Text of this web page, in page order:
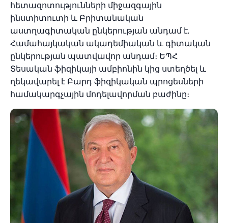
հետազոտությունների միջազգային
ինստիտուտի և Բրիտանական
աստղագիտական ընկերության անդամ է,
Համահայկական ակադեմիական և գիտական
ընկերության պատվավոր անդամ։ ԵՊՀ
Տեսական ֆիզիկայի ամբիոնին կից ստեղծել և
ղեկավարել է Բարդ ֆիզիկական պրոցեսների
համակարգչային մոդելավորման բաժինը։